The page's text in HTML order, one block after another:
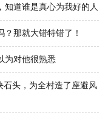
知道谁是真心为我好的人
那就大错特错了！
为对他很熟悉
头，为全村造了座避风